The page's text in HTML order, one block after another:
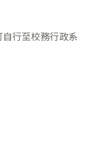
行至校務行政系